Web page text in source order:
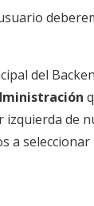
del
izquierda de
a